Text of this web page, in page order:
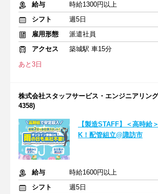
給与
時給1300円以上
シフト
週5日
雇用形態
派遣社員
アクセス
築城駅 車15分
あと3日
株式会社スタッフサービス・エンジニアリン
4358)
【製造STAFF】＜高時給
K！配管組立@諏訪市
給与
時給1600円以上
シフト
週5日